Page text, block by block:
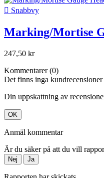
 Snabbvy
Marking/Mortise
247,50 kr
Kommentarer (0)
Det finns inga kundrecensioner
Din uppskattning av
OK
Anmäl kommentar
Är du säker på att du vill
Nej Ja